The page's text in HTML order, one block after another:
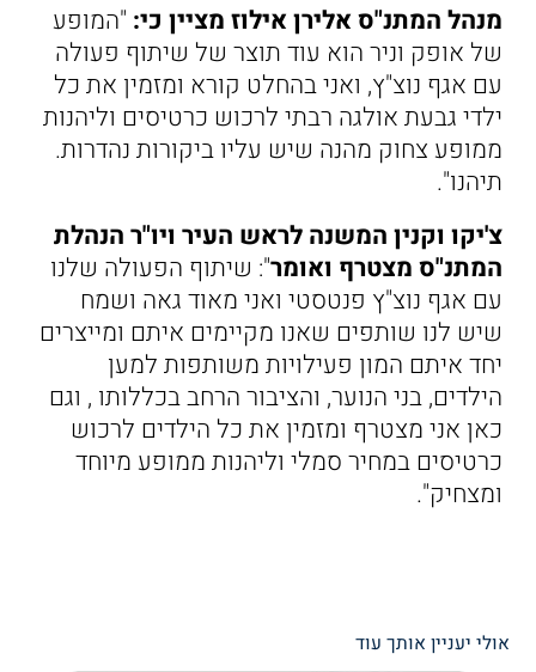
מנהל המתנ"ס אלירן אילוז מציין כי: "המופע
של אופק וניר הוא עוד תוצר של שיתוף פעולה
עם אגף נוצ"ץ, ואני בהחלט קורא ומזמין את כל
ילדי גבעת אולגה רבתי לרכוש כרטיסים וליהנות
ממופע צחוק מהנה שיש עליו ביקורות נהדרות.
תיהנו".
צ'יקו וקנין המשנה לראש העיר ויו"ר הנהלת
המתנ"ס מצטרף ואומר": שיתוף הפעולה שלנו
עם אגף נוצ"ץ פנטסטי ואני מאוד גאה ושמח
שיש לנו שותפים שאנו מקיימים איתם ומייצרים
יחד איתם המון פעילויות משותפות למען
הילדים, בני הנוער, והציבור הרחב בכללותו , וגם
כאן אני מצטרף ומזמין את כל הילדים לרכוש
כרטיסים במחיר סמלי וליהנות ממופע מיוחד
ומצחיק".
אולי יעניין אותך עוד